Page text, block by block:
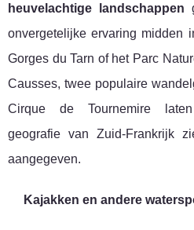
heuvelachtige landschappen
onvergetelijke ervaring midden
Gorges du Tarn of het Parc
Causses, twee populaire
Cirque de Tournemire
geografie van Zuid-Frankrijk
aangegeven.
Kajakken en andere